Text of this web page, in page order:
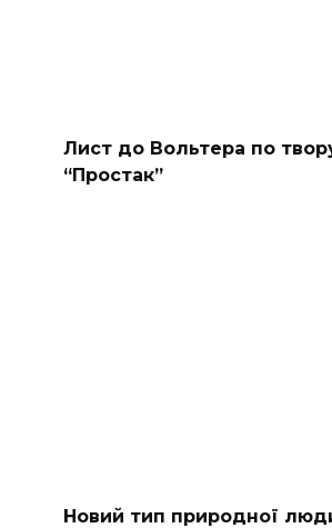
Лист до Вольтера по
“Простак”
Новий тип природної